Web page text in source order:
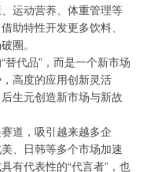
运动营养、体重管理等
助特性开发更多饮料、
圈。
代品”，而是一个新市场
高度的应用创新灵活
生元创造新市场与新故
道，吸引越来越多企
、日韩等多个市场加速
有代表性的“代言者”，也